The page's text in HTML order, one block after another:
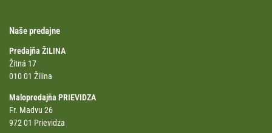
Naše predajne
Predajňa ŽILINA
Žitná 17
010 01 Žilina
Malopredajňa PRIEVIDZA
Fr. Madvu 26
972 01 Prievidza